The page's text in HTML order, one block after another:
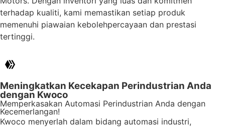
terhadap kualiti, kami memastikan setiap produk
memenuhi piawaian kebolehpercayaan dan prestasi
tertinggi.
Meningkatkan Kecekapan Perindustrian Anda
dengan Kwoco
Memperkasakan Automasi Perindustrian Anda dengan
Kecemerlangan!
Kwoco menyerlah dalam bidang automasi industri,